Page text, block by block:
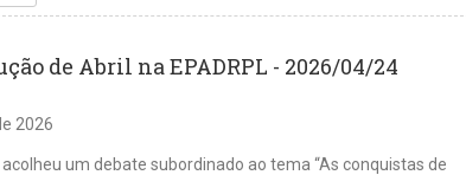
de Abril na EPADRPL - 2026/04/24
2026
acolheu um debate subordinado ao tema “As conquistas de